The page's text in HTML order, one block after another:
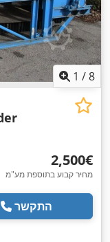
1 /8
‏2,500 ‏€
מחיר קבוע בתוספת מע"מ
התקשר